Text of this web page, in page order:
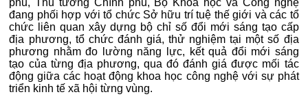
phủ, Thủ tướng Chính phủ, Bộ Khoa học và Công nghệ
đang phối hợp với tổ chức Sở hữu trí tuệ thế giới và các tổ
chức liên quan xây dựng bộ chỉ số đổi mới sáng tạo cấp
địa phương, tổ chức đánh giá, thử nghiệm tại một số địa
phương nhằm đo lường năng lực, kết quả đổi mới sáng
tạo của từng địa phương, qua đó đánh giá được mối tác
động giữa các hoạt động khoa học công nghệ với sự phát
triển kinh tế xã hội từng vùng.